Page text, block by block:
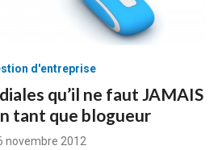
d'entreprise
qu’il ne faut JAMAIS
tant que blogueur
novembre 2012